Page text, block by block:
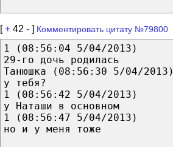
[+ 42 - ] Комментировать цитату №79800
1 (08:56:04 5/04/2013)
29-го дочь родилась
Танюшка (08:56:30 5/04/2013)
у тебя?
1 (08:56:42 5/04/2013)
у Наташи в основном
1 (08:56:47 5/04/2013)
но и у меня тоже